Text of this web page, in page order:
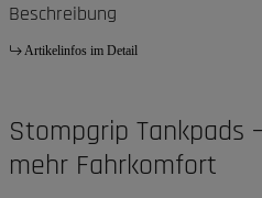
Beschreibung
Artikelinfos im Detail
Stompgrip Tankpads
mehr Fahrkomfort